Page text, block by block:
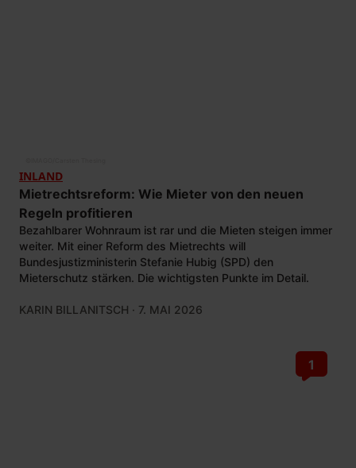
INLAND
Mietrechtsreform: Wie Mieter von den neuen
Regeln profitieren
Bezahlbarer Wohnraum ist rar und die Mieten steigen immer
weiter. Mit einer Reform des Mietrechts will
Bundesjustizministerin Stefanie Hubig (SPD) den
Mieterschutz stärken. Die wichtigsten Punkte im Detail.
KARIN BILLANITSCH · 7. MAI 2026
1